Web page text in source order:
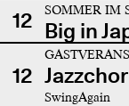
12
SOMMER IM
Big in
12
SwingAgain